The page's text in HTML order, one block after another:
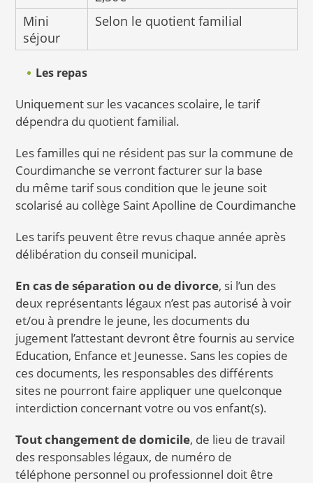
Mini
séjour
Selon le quotient familial
Les repas
Uniquement sur les vacances scolaire, le tarif
dépendra du quotient familial.
Les familles qui ne résident pas sur la commune de
Courdimanche se verront facturer sur la base
du même tarif sous condition que le jeune soit
scolarisé au collège Saint Apolline de Courdimanche
Les tarifs peuvent être revus chaque année après
délibération du conseil municipal.
En cas de séparation ou de divorce, si l’un des
deux représentants légaux n’est pas autorisé à voir
et/ou à prendre le jeune, les documents du
jugement l’attestant devront être fournis au service
Education, Enfance et Jeunesse. Sans les copies de
ces documents, les responsables des différents
sites ne pourront faire appliquer une quelconque
interdiction concernant votre ou vos enfant(s).
Tout changement de domicile, de lieu de travail
des responsables légaux, de numéro de
téléphone personnel ou professionnel doit être